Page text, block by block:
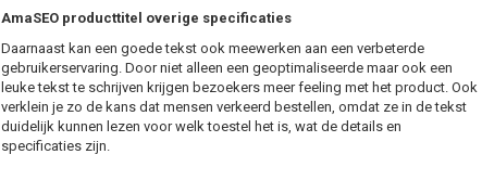
AmaSEO producttitel overige specificaties
Daarnaast kan een goede tekst ook meewerken aan een verbeterde
gebruikerservaring. Door niet alleen een geoptimaliseerde maar ook een
leuke tekst te schrijven krijgen bezoekers meer feeling met het product. Ook
verklein je zo de kans dat mensen verkeerd bestellen, omdat ze in de tekst
duidelijk kunnen lezen voor welk toestel het is, wat de details en
specificaties zijn.